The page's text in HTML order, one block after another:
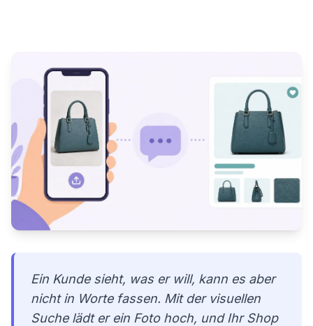
Ein Kunde sieht, was er will, kann es aber
nicht in Worte fassen. Mit der visuellen
Suche lädt er ein Foto hoch, und Ihr Shop